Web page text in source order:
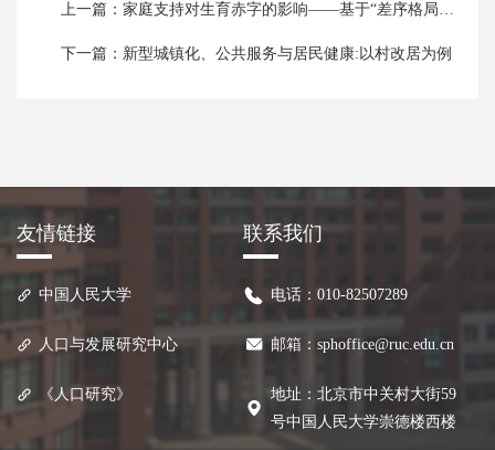
上一篇：家庭支持对生育赤字的影响——基于“差序格局”理论的实证分析
下一篇：新型城镇化、公共服务与居民健康:以村改居为例
友情链接
中国人民大学
人口与发展研究中心
《人口研究》
联系我们
电话：010-82507289
邮箱：sphoffice@ruc.edu.cn
地址：北京市中关村大街59
号中国人民大学崇德楼西楼